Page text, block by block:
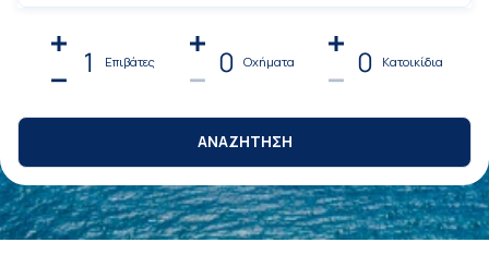
1 Επιβάτες 0 Οχήματα 0 Κατοικίδια
ΑΝΑΖΗΤΗΣΗ